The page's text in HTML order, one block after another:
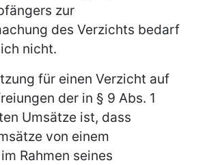
zur
des Verzichts bedarf
nicht.
für einen Verzicht auf
der in § 9 Abs. 1
Umsätze ist, dass
von einem
Rahmen seines